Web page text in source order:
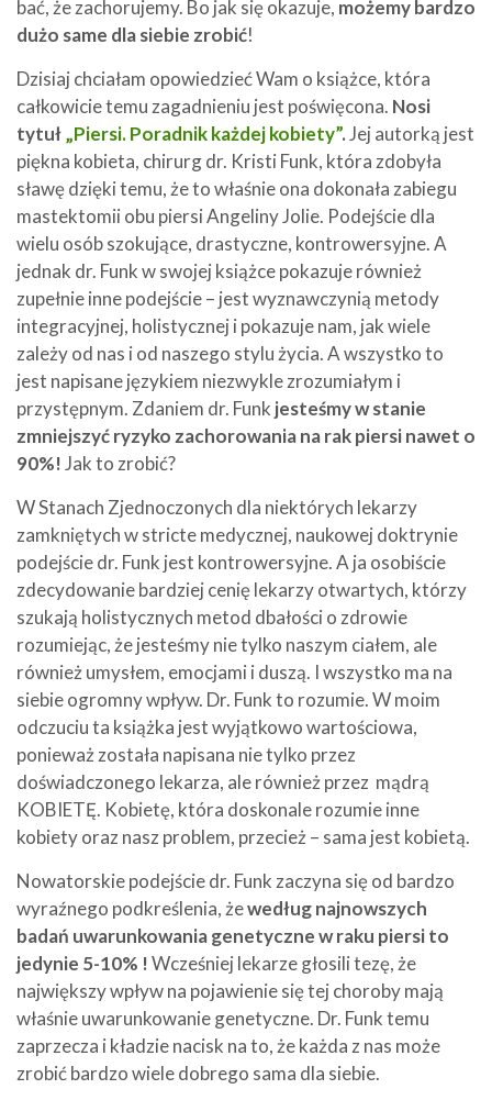
bać, że zachorujemy. Bo jak się okazuje, możemy bardzo
dużo same dla siebie zrobić!
Dzisiaj chciałam opowiedzieć Wam o książce, która
całkowicie temu zagadnieniu jest poświęcona. Nosi
tytuł„Piersi. Poradnik każdej kobiety”.Jej autorką jest
piękna kobieta, chirurg dr. Kristi Funk, która zdobyła
sławę dzięki temu, że to właśnie ona dokonała zabiegu
mastektomii obu piersi Angeliny Jolie. Podejście dla
wielu osób szokujące, drastyczne, kontrowersyjne. A
jednak dr. Funk w swojej książce pokazuje również
zupełnie inne podejście – jest wyznawczynią metody
integracyjnej, holistycznej i pokazuje nam, jak wiele
zależy od nas i od naszego stylu życia. A wszystko to
jest napisane językiem niezwykle zrozumiałym i
przystępnym. Zdaniem dr. Funk jesteśmy w stanie
zmniejszyć ryzyko zachorowania na rak piersi nawet o
90%!Jak to zrobić?
W Stanach Zjednoczonych dla niektórych lekarzy
zamkniętych w stricte medycznej, naukowej doktrynie
podejście dr. Funk jest kontrowersyjne. A ja osobiście
zdecydowanie bardziej cenię lekarzy otwartych, którzy
szukają holistycznych metod dbałości o zdrowie
rozumiejąc, że jesteśmy nie tylko naszym ciałem, ale
również umysłem, emocjami i duszą. I wszystko ma na
siebie ogromny wpływ. Dr. Funk to rozumie. W moim
odczuciu ta książka jest wyjątkowo wartościowa,
ponieważ została napisana nie tylko przez
doświadczonego lekarza, ale również przez mądrą
KOBIETĘ. Kobietę, która doskonale rozumie inne
kobiety oraz nasz problem, przecież – sama jest kobietą.
Nowatorskie podejście dr. Funk zaczyna się od bardzo
wyraźnego podkreślenia, żewedług najnowszych
badań uwarunkowania genetyczne w raku piersi to
jedynie 5-10% !Wcześniej lekarze głosili tezę, że
największy wpływ na pojawienie się tej choroby mają
właśnie uwarunkowanie genetyczne. Dr. Funk temu
zaprzecza i kładzie nacisk na to, że każda z nas może
zrobić bardzo wiele dobrego sama dla siebie.